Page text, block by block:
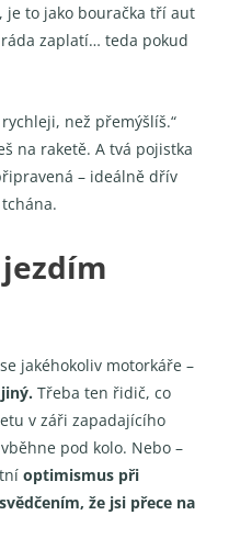
je to jako bouračka tří aut
zaplatí… teda pokud
rychleji, než přemýšlíš.“
na raketě. A tvá pojistka
– ideálně dřív
jakéhokoliv motorkáře –
Třeba ten řidič, co
v záři zapadajícího
pod kolo. Nebo –
optimismus při
že jsi přece na